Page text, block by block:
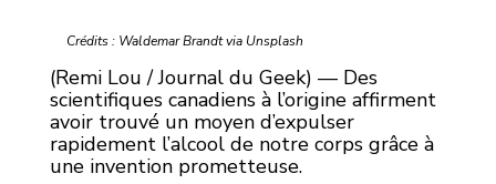
Crédits : Waldemar Brandt via Unsplash
(Remi Lou / Journal du Geek) — Des
scientifiques canadiens à l’origine affirment
avoir trouvé un moyen d’expulser
rapidement l’alcool de notre corps grâce à
une invention prometteuse.